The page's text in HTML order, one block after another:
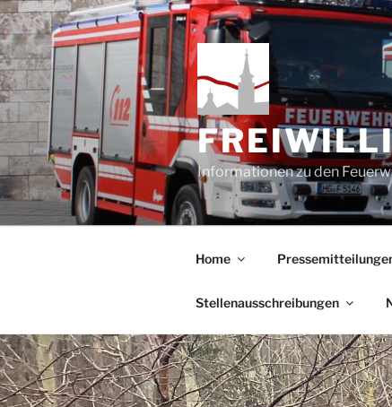
Zum
Inhalt
springen
Informationen zu den
Home
Stellenausschreibungen